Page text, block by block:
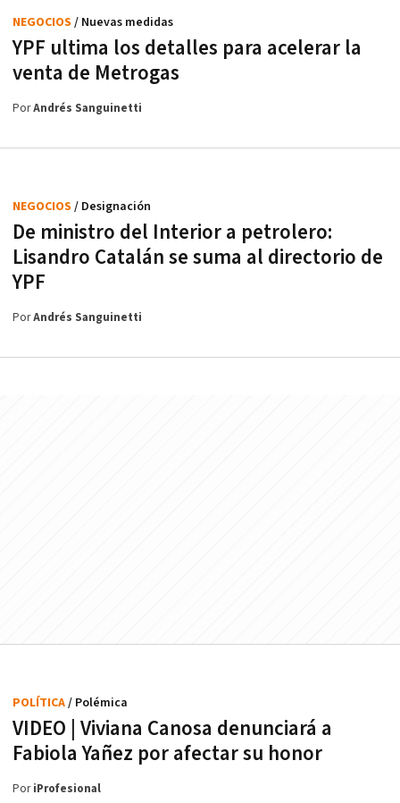
YPF ultima los detalles para acelerar la
venta de Metrogas
NEGOCIOS / Nuevas medidas
PorAndrés Sanguinetti
De ministro del Interior a petrolero:
Lisandro Catalán se suma al directorio de
YPF
NEGOCIOS / Designación
PorAndrés Sanguinetti
VIDEO | Viviana Canosa denunciará a
Fabiola Yañez por afectar su honor
POLÍTICA/ Polémica
PoriProfesional